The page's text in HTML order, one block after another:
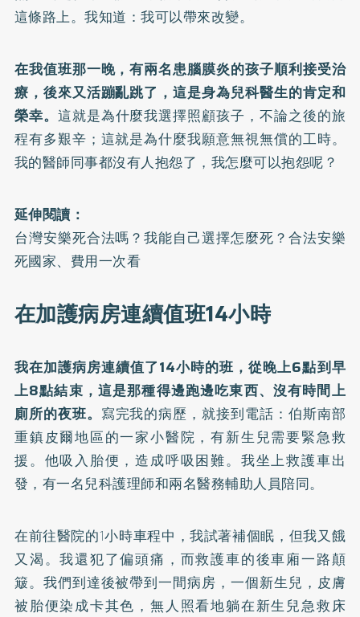
這條路上。我知道：我可以帶來改變。
在我值班那一晚，有兩名患腦膜炎的孩子順利接受治
療，後來又活蹦亂跳了，這是身為兒科醫生的肯定和
榮幸。 這就是為什麼我選擇照顧孩子，不論之後的旅
程有多艱辛；這就是為什麼我願意無視無償的工時。
我的醫師同事都沒有人抱怨了，我怎麼可以抱怨呢？
延伸閱讀：
台灣安樂死合法嗎？我能自己選擇怎麼死？合法安樂
死國家、費用一次看
在加護病房連續值班14小時
我在加護病房連續值了14小時的班，從晚上6點到早
上8點結束，這是那種得邊跑邊吃東西、沒有時間上
廁所的夜班。 寫完我的病歷，就接到電話：伯斯南部
重鎮皮爾地區的一家小醫院，有新生兒需要緊急救
援。他吸入胎便，造成呼吸困難。我坐上救護車出
發，有一名兒科護理師和兩名醫務輔助人員陪同。
在前往醫院的1小時車程中，我試著補個眠，但我又餓
又渴。我還犯了偏頭痛，而救護車的後車廂一路顛
簸。我們到達後被帶到一間病房，一個新生兒，皮膚
被胎便染成卡其色，無人照看地躺在新生兒急救床